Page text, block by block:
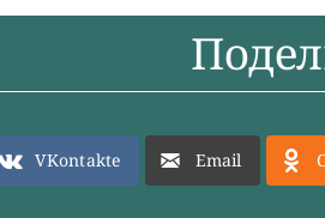
VKontakte Email